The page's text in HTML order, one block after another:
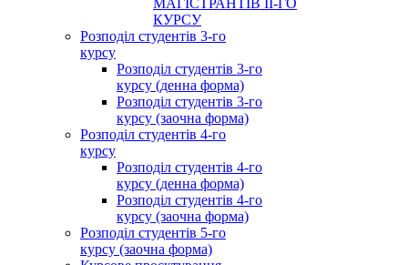
МАГІСТРАНТІВ ІІ-ГО
КУРСУ
Розподіл студентів 3-го
курсу
Розподіл студентів 3-го
курсу (денна форма)
Розподіл студентів 3-го
курсу (заочна форма)
Розподіл студентів 4-го
курсу
Розподіл студентів 4-го
курсу (денна форма)
Розподіл студентів 4-го
курсу (заочна форма)
Розподіл студентів 5-го
курсу (заочна форма)